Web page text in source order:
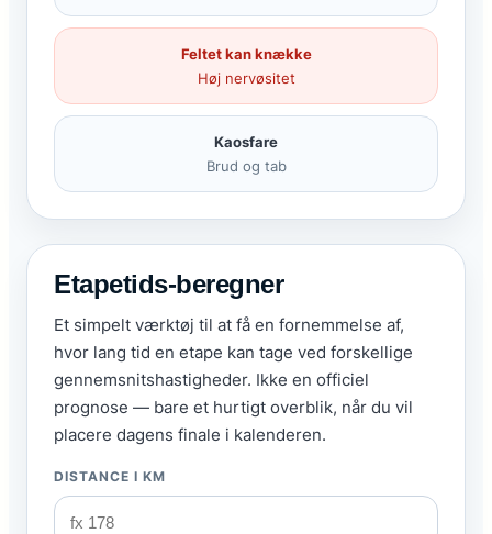
Feltet kan knække
Høj nervøsitet
Kaosfare
Brud og tab
Etapetids-beregner
Et simpelt værktøj til at få en fornemmelse af,
hvor lang tid en etape kan tage ved forskellige
gennemsnitshastigheder. Ikke en officiel
prognose — bare et hurtigt overblik, når du vil
placere dagens finale i kalenderen.
DISTANCE I KM